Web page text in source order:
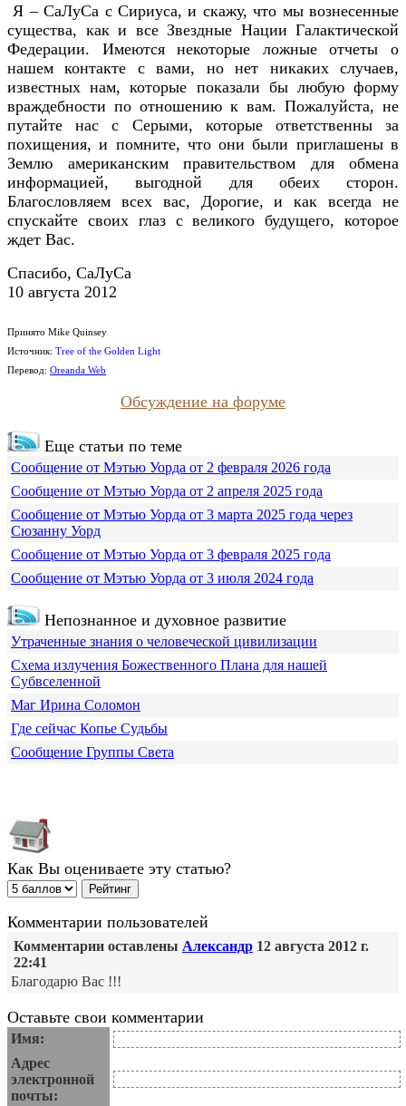
Я – СаЛуСа с Сириуса, и скажу, что мы вознесенные
существа, как и все Звездные Нации Галактической
Федерации. Имеются некоторые ложные отчеты о
нашем контакте с вами, но нет никаких случаев,
известных нам, которые показали бы любую форму
враждебности по отношению к вам. Пожалуйста, не
путайте нас с Серыми, которые ответственны за
похищения, и помните, что они были приглашены в
Землю американским правительством для обмена
информацией, выгодной для обеих сторон.
Благословляем всех вас, Дорогие, и как всегда не
спускайте своих глаз с великого будущего, которое
ждет Вас.
Спасибо, СаЛуСа
10 августа 2012
Принято Mike Quinsey
Источник: Tree of the Golden Light
Перевод: Oreanda Web
Обсуждение на форуме
Еще статьи по теме
Сообщение от Мэтью Уорда от 2 февраля 2026 года
Сообщение от Мэтью Уорда от 2 апреля 2025 года
Сообщение от Мэтью Уорда от 3 марта 2025 года через
Сюзанну Уорд
Сообщение от Мэтью Уорда от 3 февраля 2025 года
Сообщение от Мэтью Уорда от 3 июля 2024 года
Непознанное и духовное развитие
Утраченные знания о человеческой цивилизации
Схема излучения Божественного Плана для нашей
Субвселенной
Маг Ирина Соломон
Где сейчас Копье Судьбы
Сообщение Группы Света
Как Вы оцениваете эту статью?
Комментарии пользователей
Комментарии оставлены Александр 12 августа 2012 г.
22:41
Благодарю Вас !!!
Оставьте свои комментарии
Имя:
Адрес
электронной
почты: